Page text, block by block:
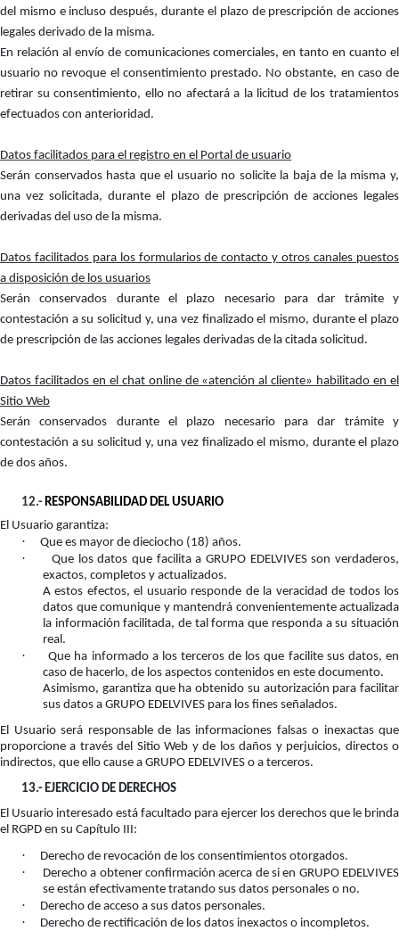
del mismo e incluso después, durante el plazo de prescripción de acciones
legales derivado de la misma.
En relación al envío de comunicaciones comerciales, en tanto en cuanto el
usuario no revoque el consentimiento prestado. No obstante, en caso de
retirar su consentimiento, ello no afectará a la licitud de los tratamientos
efectuados con anterioridad.
Datos facilitados para el registro en el Portal de usuario
Serán conservados hasta que el usuario no solicite la baja de la misma y,
una vez solicitada, durante el plazo de prescripción de acciones legales
derivadas del uso de la misma.
Datos facilitados para los formularios de contacto y otros canales puestos
a disposición de los usuarios
Serán conservados durante el plazo necesario para dar trámite y
contestación a su solicitud y, una vez finalizado el mismo, durante el plazo
de prescripción de las acciones legales derivadas de la citada solicitud.
Datos facilitados en el chat online de «atención al cliente» habilitado en el
Sitio Web
Serán conservados durante el plazo necesario para dar trámite y
contestación a su solicitud y, una vez finalizado el mismo, durante el plazo
de dos años.
12.- RESPONSABILIDAD DEL USUARIO
El Usuario garantiza:
· Que es mayor de dieciocho (18) años.
·
Que los datos que facilita a GRUPO EDELVIVES son verdaderos,
exactos, completos y actualizados.
A estos efectos, el usuario responde de la veracidad de todos los
datos que comunique y mantendrá convenientemente actualizada
la información facilitada, de tal forma que responda a su situación
real.
·
Que ha informado a los terceros de los que facilite sus datos, en
caso de hacerlo, de los aspectos contenidos en este documento.
Asimismo, garantiza que ha obtenido su autorización para facilitar
sus datos a GRUPO EDELVIVES para los fines señalados.
El Usuario será responsable de las informaciones falsas o inexactas que
proporcione a través del Sitio Web y de los daños y perjuicios, directos o
indirectos, que ello cause a GRUPO EDELVIVES o a terceros.
13.- EJERCICIO DE DERECHOS
El Usuario interesado está facultado para ejercer los derechos que le brinda
el RGPD en su Capítulo III:
· Derecho de revocación de los consentimientos otorgados.
·
Derecho a obtener confirmación acerca de si en GRUPO EDELVIVES
se están efectivamente tratando sus datos personales o no.
· Derecho de acceso a sus datos personales.
· Derecho de rectificación de los datos inexactos o incompletos.